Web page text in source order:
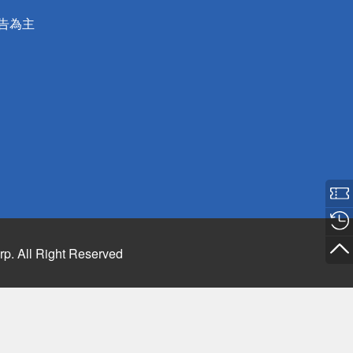
為主
All Right Reserved